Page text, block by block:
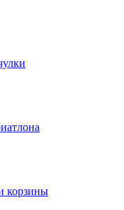
корзины